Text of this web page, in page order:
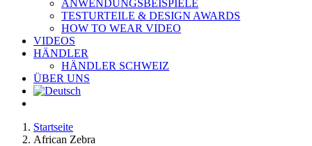
ANWENDUNGSBEISPIELE
TESTURTEILE & DESIGN AWARDS
HOW TO WEAR VIDEO
VIDEOS
HÄNDLER
HÄNDLER SCHWEIZ
ÜBER UNS
Startseite
African Zebra